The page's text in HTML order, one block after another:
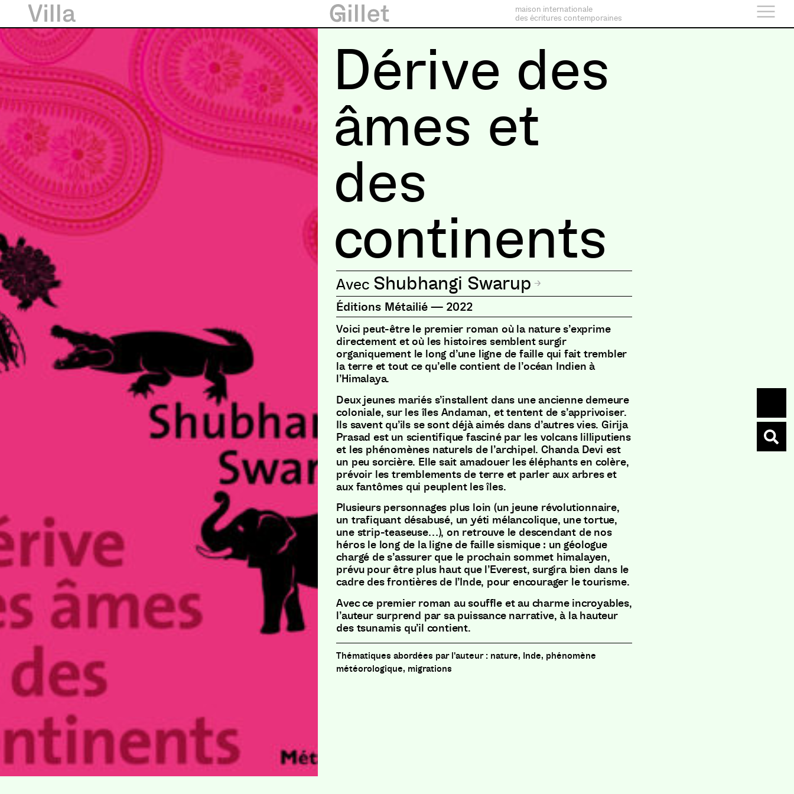
maison internationale
des écritures contemporaines
Dérive des
âmes et
des
continents
Shubhangi Swarup
Éditions Métailié — 2022
Voici peut-être le premier roman où la nature s’exprime
directement et où les histoires semblent surgir
organiquement le long d’une ligne de faille qui fait trembler
la terre et tout ce qu’elle contient de l’océan Indien à
l’Himalaya.
Deux jeunes mariés s’installent dans une ancienne demeure
coloniale, sur les îles Andaman, et tentent de s’apprivoiser.
Ils savent qu’ils se sont déjà aimés dans d’autres vies. Girija
Prasad est un scientifique fasciné par les volcans lilliputiens
et les phénomènes naturels de l’archipel. Chanda Devi est
un peu sorcière. Elle sait amadouer les éléphants en colère,
prévoir les tremblements de terre et parler aux arbres et
aux fantômes qui peuplent les îles.
Plusieurs personnages plus loin (un jeune révolutionnaire,
un trafiquant désabusé, un yéti mélancolique, une tortue,
une strip-teaseuse…), on retrouve le descendant de nos
héros le long de la ligne de faille sismique : un géologue
chargé de s’assurer que le prochain sommet himalayen,
prévu pour être plus haut que l’Everest, surgira bien dans le
cadre des frontières de l’Inde, pour encourager le tourisme.
Avec ce premier roman au souffle et au charme incroyables,
l’auteur surprend par sa puissance narrative, à la hauteur
des tsunamis qu’il contient.
nature, Inde, phénomène
météorologique, migrations